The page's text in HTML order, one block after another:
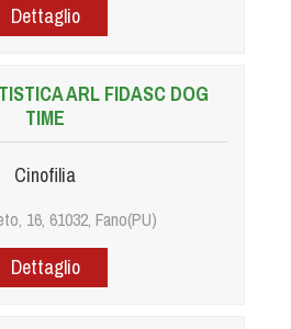
Dettaglio
ARL FIDASC DOG
TIME
Cinofilia
16, 61032, Fano(PU)
Dettaglio